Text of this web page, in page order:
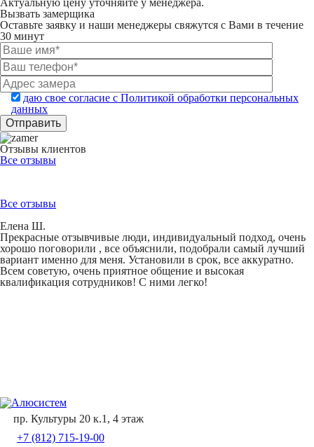
Вызвать замерщика
Оставьте заявку и наши менеджеры свяжутся с Вами в течение
30 минут
даю свое согласие с Политикой обработки персональных
данных
Отзывы клиентов
Все отзывы
Все отзывы
Елена Ш.
Прекрасные отзывчивые люди, индивидуальный подход, очень
хорошо поговорили , все объяснили, подобрали самый лучший
вариант именно для меня. Установили в срок, все аккуратно.
Всем советую, очень приятное общение и высокая
квалификация сотрудников! С ними легко!
пр. Культуры 20 к.1, 4 этаж
+7 (812) 715-19-00